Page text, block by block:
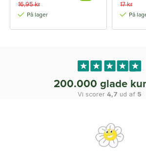
16,95 kr
På lager
17 kr
På
200.000 glade
Vi scorer 4,7 ud af 5